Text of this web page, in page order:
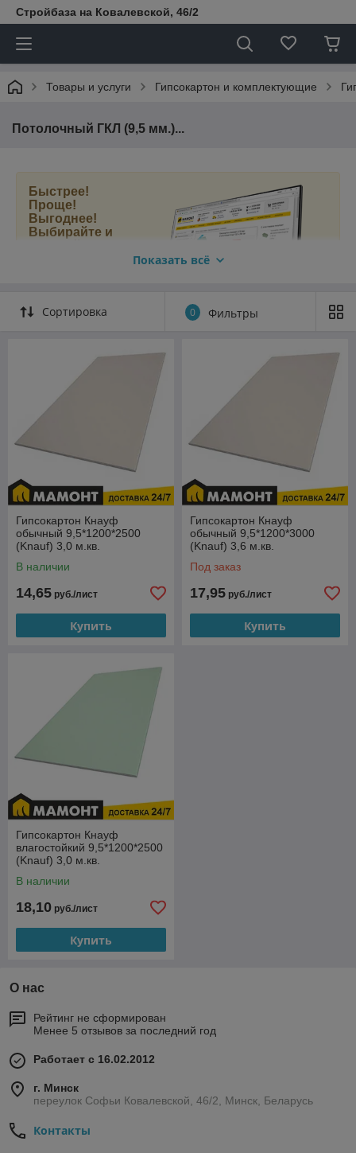
Стройбаза на Ковалевской, 46/2
Товары и услуги Гипсокартон и комплектующие
Потолочный ГКЛ (9,5 мм.)...
Быстрее!
Проще!
Выгоднее!
Выбирайте и
магазине
Быстрый поиск и подбор товаров;
Ассортимент еще шире;
Автоматический расчет доставки и разгрузки;
Удобное оформление заказа
Купить потолочный гипсокартон в интернет-магазине
Мамонт.бел
Показать всё
Сортировка 0 Фильтры
Гипсокартон Кнауф
обычный 9,5*1200*2500
(Knauf) 3,0 м.кв.
В наличии
14,65 руб./лист
Купить
Гипсокартон Кнауф
обычный 9,5*1200*3000
(Knauf) 3,6 м.кв.
Под заказ
17,95 руб./лист
Купить
Гипсокартон Кнауф
влагостойкий 9,5*1200*2500
(Knauf) 3,0 м.кв.
В наличии
18,10 руб./лист
Купить
О нас
Рейтинг не сформирован
Менее 5 отзывов за последний год
Работает с 16.02.2012
г. Минск
переулок Софьи Ковалевской, 46/2, Минск, Беларусь
Контакты